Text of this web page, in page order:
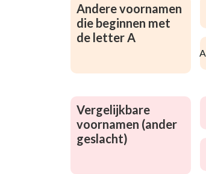
Andere voornamen
die beginnen met
de letter A
Vergelijkbare
voornamen (ander
geslacht)